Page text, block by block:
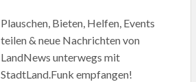
Plauschen, Bieten, Helfen, Events
teilen & neue Nachrichten von
LandNews unterwegs mit
StadtLand.Funk empfangen!